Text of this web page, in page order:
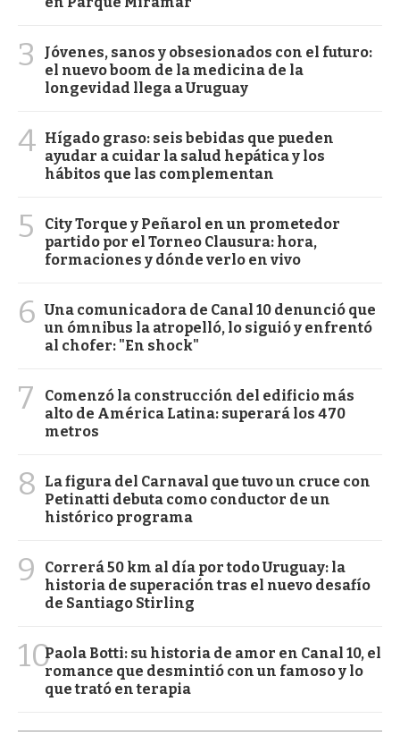
3
Jóvenes, sanos y obsesionados con el futuro:
el nuevo boom de la medicina de la
longevidad llega a Uruguay
4 Hígado graso: seis bebidas que pueden
ayudar a cuidar la salud hepática y los
hábitos que las complementan
5
City Torque y Peñarol en un prometedor
partido por el Torneo Clausura: hora,
formaciones y dónde verlo en vivo
6 Una comunicadora de Canal 10 denunció que
un ómnibus la atropelló, lo siguió y enfrentó
al chofer: "En shock"
7
Comenzó la construcción del edificio más
alto de América Latina: superará los 470
metros
8
La figura del Carnaval que tuvo un cruce con
Petinatti debuta como conductor de un
histórico programa
9
Correrá 50 km al día por todo Uruguay: la
historia de superación tras el nuevo desafío
de Santiago Stirling
10Paola Botti: su historia de amor en Canal 10, el
romance que desmintió con un famoso y lo
que trató en terapia